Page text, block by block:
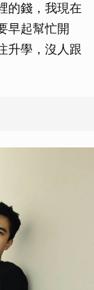
的錢，我現在
早起幫忙開
升學，沒人跟